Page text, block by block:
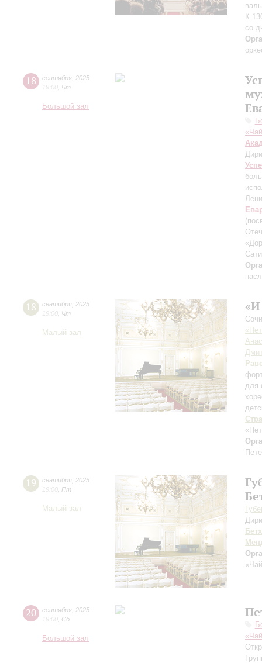
К
со
18 сентября 2025
19:00 Чт
Большой зал
18 сентября 2025
19:00 Чт
Малый зал
«И
для
19 сентября 2025
19:00 Пт
Малый зал
20 сентября 2025
19:00 Сб
Большой зал